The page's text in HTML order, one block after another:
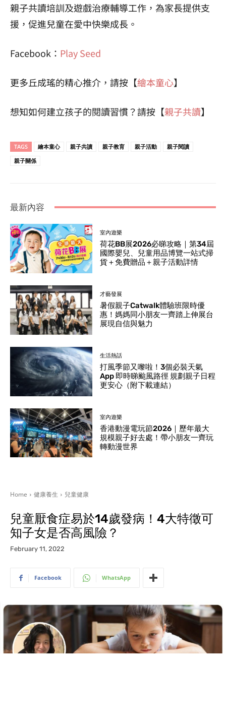
親子共讀培訓及遊戲治療輔導工作，為家長提供支
援，促進兒童在愛中快樂成長。
Facebook： Play Seed
更多丘成瑤的精心推介，請按【繪本童心】
想知如何建立孩子的閱讀習慣？請按【親子共讀】
TAGS 繪本童心 親子共讀 親子教育 親子活動
親子閱讀
親子關係
最新內容
室內遊樂
荷花BB展2026必睇攻略｜第34屆
國際嬰兒、兒童用品博覽一站式掃
貨＋免費贈品＋親子活動詳情
才藝發展
暑假親子Catwalk體驗班限時優
惠！媽媽同小朋友一齊踏上伸展台
展現自信與魅力
生活熱話
打風季節又嚟啦！3個必裝天氣
App 即時睇颱風路徑 規劃親子日程
更安心（附下載連結）
室內遊樂
香港動漫電玩節2026｜歷年最大
規模親子好去處！帶小朋友一齊玩
轉動漫世界